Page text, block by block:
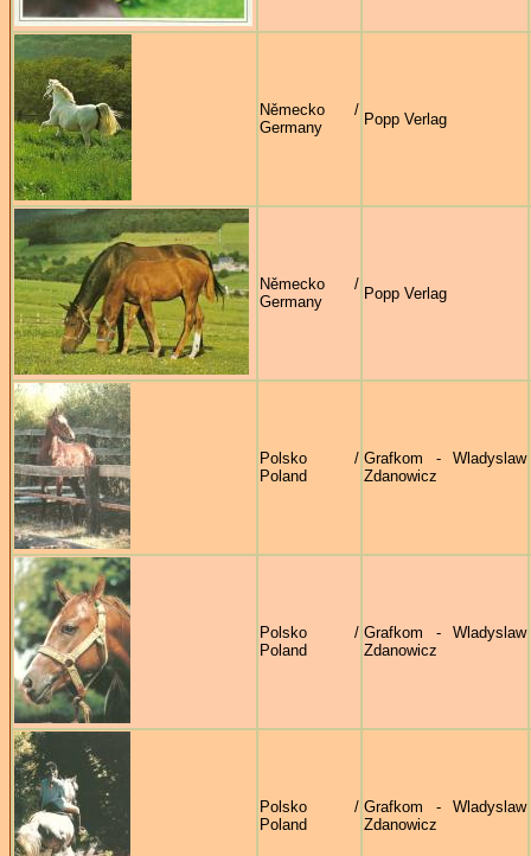
Německo /
Germany
Popp Verlag
Německo /
Germany
Popp Verlag
Polsko /
Poland
Grafkom - Wladyslaw
Zdanowicz
Polsko /
Poland
Grafkom - Wladyslaw
Zdanowicz
Polsko /
Poland
Grafkom - Wladyslaw
Zdanowicz